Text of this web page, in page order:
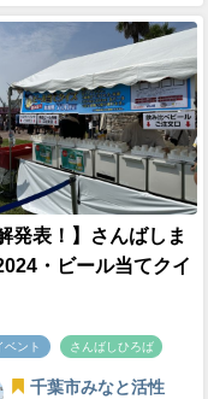
発表！】さんばしま
・ビール当てクイ
ベント さんばしひろば
千葉市みなと活性